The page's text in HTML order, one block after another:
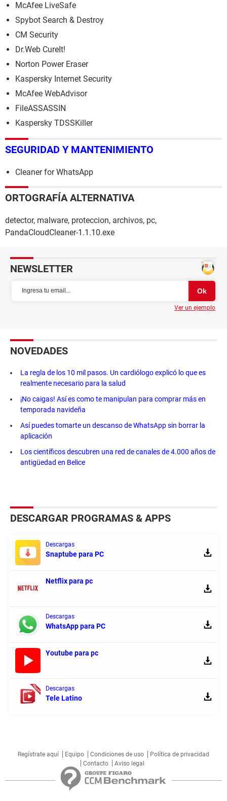
McAfee LiveSafe
Spybot Search & Destroy
CM Security
Dr.Web CureIt!
Norton Power Eraser
Kaspersky Internet Security
McAfee WebAdvisor
FileASSASSIN
Kaspersky TDSSKiller
SEGURIDAD Y MANTENIMIENTO
Cleaner for WhatsApp
ORTOGRAFÍA ALTERNATIVA
detector, malware, proteccion, archivos, pc,
PandaCloudCleaner-1.1.10.exe
NEWSLETTER
Ver un ejemplo
NOVEDADES
La regla de los 10 mil pasos. Un cardiólogo explicó lo que es
realmente necesario para la salud
¡No caigas! Así es como te manipulan para comprar más en
temporada navideña
Así puedes tomarte un descanso de WhatsApp sin borrar la
aplicación
Los científicos descubren una red de canales de 4.000 años de
antigüedad en Belice
DESCARGAR PROGRAMAS & APPS
Descargas
Snaptube para PC
Netflix para pc
Descargas
WhatsApp para PC
Youtube para pc
Descargas
Tele Latino
Regístrate aquí Equipo Condiciones de uso
Política de privacidad
Contacto
Aviso legal